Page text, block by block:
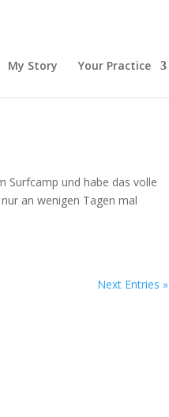
My Story Your Practice
Surfcamp und habe das volle
an wenigen Tagen mal
Next Entries »